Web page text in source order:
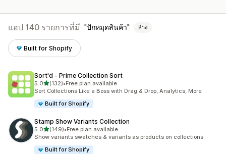
แอป 140 รายการที่มี ปักหมุดสินค้า ล้าง
Built for Shopify
Sort'd ‑ Prime Collection Sort
5.0เต็ม 5 ดาว
(132)
ทั้งหมด 132 รีวิว
•Free plan available
Sort Collections Like a Boss with Drag & Drop, Analytics, More
Built for Shopify
Stamp Show Variants Collection
5.0เต็ม 5 ดาว
(149)
ทั้งหมด 149 รีวิว
•Free plan available
Show variants swatches & variants as products on collections
Built for Shopify